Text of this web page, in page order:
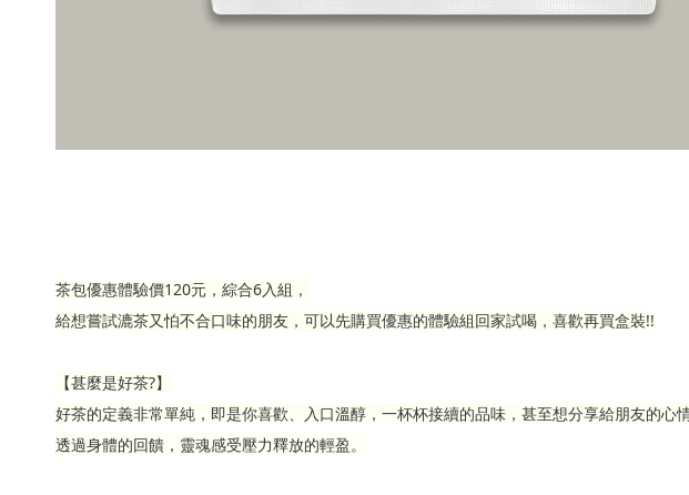
茶包優惠體驗價120元，綜合6入組，
給想嘗試漉茶又怕不合口味的朋友，可以先購買優惠的體驗組回家試喝，喜歡再買盒裝!!
【甚麼是好茶?】
好茶的定義非常單純，即是你喜歡、入口溫醇，一杯杯接續的品味，甚至想分享給朋友的
透過身體的回饋，靈魂感受壓力釋放的輕盈。